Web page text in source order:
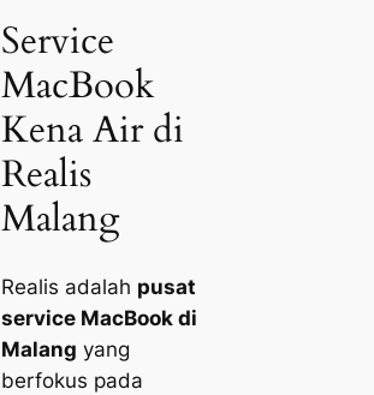
Service
MacBook
Kena Air di
Realis
Malang
Realis adalah pusat
service MacBook di
Malang yang
berfokus pada